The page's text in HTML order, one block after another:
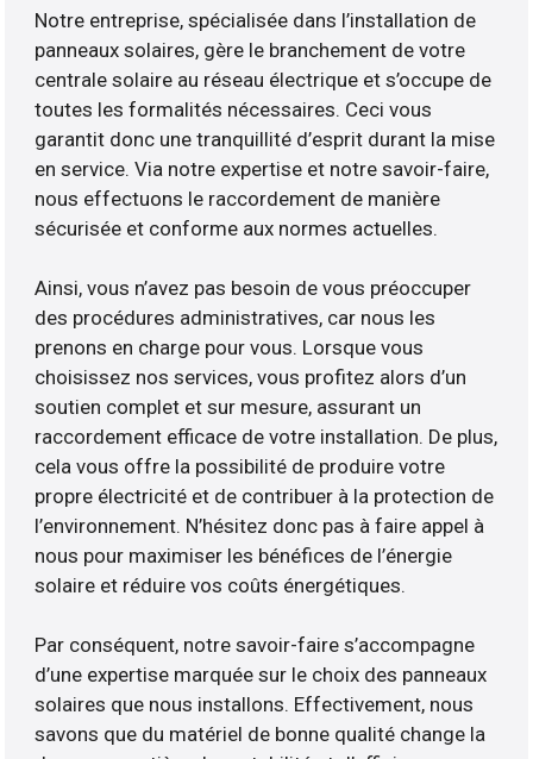
Notre entreprise, spécialisée dans l’installation de
panneaux solaires, gère le branchement de votre
centrale solaire au réseau électrique et s’occupe de
toutes les formalités nécessaires. Ceci vous
garantit donc une tranquillité d’esprit durant la mise
en service. Via notre expertise et notre savoir-faire,
nous effectuons le raccordement de manière
sécurisée et conforme aux normes actuelles.
Ainsi, vous n’avez pas besoin de vous préoccuper
des procédures administratives, car nous les
prenons en charge pour vous. Lorsque vous
choisissez nos services, vous profitez alors d’un
soutien complet et sur mesure, assurant un
raccordement efficace de votre installation. De plus,
cela vous offre la possibilité de produire votre
propre électricité et de contribuer à la protection de
l’environnement. N’hésitez donc pas à faire appel à
nous pour maximiser les bénéfices de l’énergie
solaire et réduire vos coûts énergétiques.
Par conséquent, notre savoir-faire s’accompagne
d’une expertise marquée sur le choix des panneaux
solaires que nous installons. Effectivement, nous
savons que du matériel de bonne qualité change la